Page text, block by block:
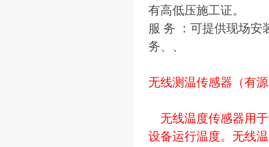
有高低压施工证。
服 务 ：可提供现场安
务、、
无线测温传感器（有
无线温度传感器用
设备运行温度。无线